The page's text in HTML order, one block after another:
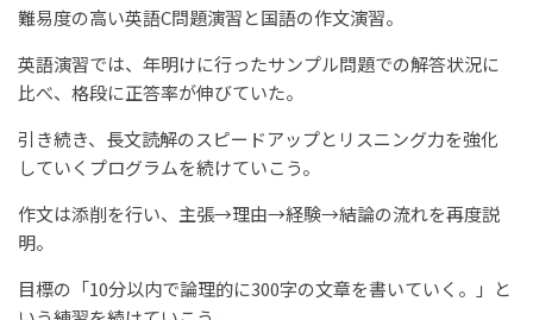
難易度の高い英語C問題演習と国語の作文演習。
英語演習では、年明けに行ったサンプル問題での解答状況に
比べ、格段に正答率が伸びていた。
引き続き、長文読解のスピードアップとリスニング力を強化
していくプログラムを続けていこう。
作文は添削を行い、主張→理由→経験→結論の流れを再度説
明。
目標の「10分以内で論理的に300字の文章を書いていく。」と